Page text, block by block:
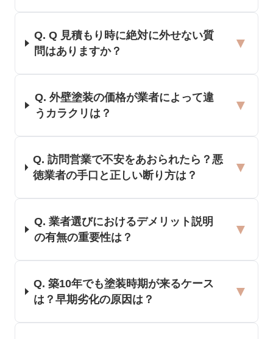
Q.Q 見積もり時に絶対に外せない質
問はありますか？
▼
Q. 外壁塗装の価格が業者によって違
うカラクリは？
▼
Q.訪問営業で不安をあおられたら？悪
徳業者の手口と正しい断り方は？
▼
Q. 業者選びにおけるデメリット説明
の有無の重要性は？
▼
Q.築10年でも塗装時期が来るケース
は？早期劣化の原因は？
▼